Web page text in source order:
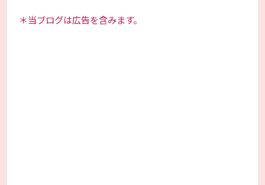
＊当ブログは広告を含みます。